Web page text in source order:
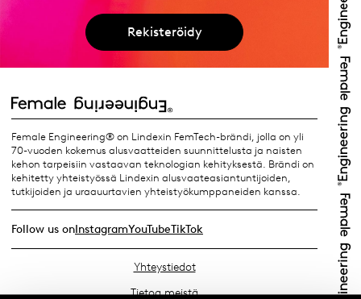
Rekisteröidy
Female Engineering® on Lindexin FemTech-brändi, jolla on yli
70-vuoden kokemus alusvaatteiden suunnittelusta ja naisten
kehon tarpeisiin vastaavan teknologian kehityksestä. Brändi on
kehitetty yhteistyössä Lindexin alusvaateasiantuntijoiden,
tutkijoiden ja uraauurtavien yhteistyökumppaneiden kanssa.
Follow us onInstagramYouTubeTikTok
Yhteystiedot
Tietoa meistä